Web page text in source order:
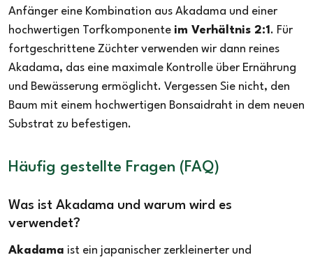
Anfänger eine Kombination aus Akadama und einer
hochwertigen Torfkomponente im Verhältnis 2:1 . Für
fortgeschrittene Züchter verwenden wir dann reines
Akadama, das eine maximale Kontrolle über Ernährung
und Bewässerung ermöglicht. Vergessen Sie nicht, den
Baum mit einem hochwertigen Bonsaidraht in dem neuen
Substrat zu befestigen.
Häufig gestellte Fragen (FAQ)
Was ist Akadama und warum wird es
verwendet?
Akadama ist ein japanischer zerkleinerter und